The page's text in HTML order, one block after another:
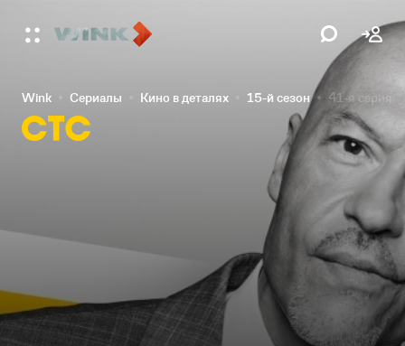
Wink Сериалы Кино в деталях 15-й сезон 41-я серия